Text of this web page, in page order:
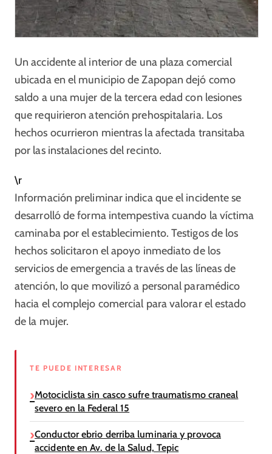
Un accidente al interior de una plaza comercial
ubicada en el municipio de Zapopan dejó como
saldo a una mujer de la tercera edad con lesiones
que requirieron atención prehospitalaria. Los
hechos ocurrieron mientras la afectada transitaba
por las instalaciones del recinto.
\r
Información preliminar indica que el incidente se
desarrolló de forma intempestiva cuando la víctima
caminaba por el establecimiento. Testigos de los
hechos solicitaron el apoyo inmediato de los
servicios de emergencia a través de las líneas de
atención, lo que movilizó a personal paramédico
hacia el complejo comercial para valorar el estado
de la mujer.
TE PUEDE INTERESAR
Motociclista sin casco sufre traumatismo craneal
severo en la Federal 15
Conductor ebrio derriba luminaria y provoca
accidente en Av. de la Salud, Tepic